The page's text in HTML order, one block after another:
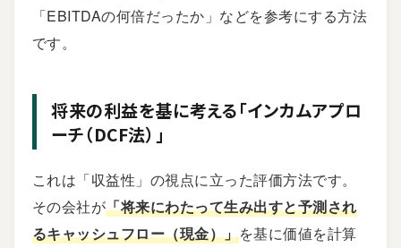
「EBITDAの何倍だったか」などを参考にする方法
です。
将来の利益を基に考える「インカムアプロ
ーチ（DCF法）」
これは「収益性」の視点に立った評価方法です。
その会社が「将来にわたって生み出すと予測され
るキャッシュフロー（現金）」を基に価値を計算